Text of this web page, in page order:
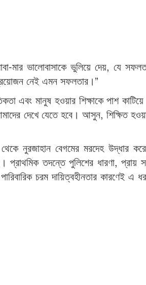
মার ভালোবাসাকে ভুলিয়ে দেয়, যে
নেই এমন সফলতার।”
এবং মানুষ হওয়ার শিক্ষাকে পাশ
দেখে যেতে হবে। আসুন, শিক্ষিত
নুরজাহান বেগমের মরদেহ উদ্ধার
তদন্তে পুলিশের ধারণা, প্রায়
চরম দায়িত্বহীনতার কারণেই এ